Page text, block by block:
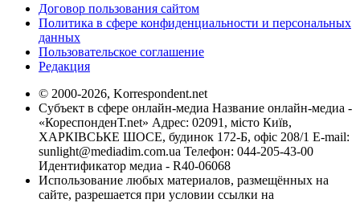
Договор пользования сайтом
Политика в сфере конфиденциальности и персональных
данных
Пользовательское соглашение
Редакция
© 2000-2026, Korrespondent.net
Субъект в сфере онлайн-медиа Название онлайн-медиа -
«КореспонденТ.net» Адрес: 02091, місто Київ,
ХАРКІВСЬКЕ ШОСЕ, будинок 172-Б, офіс 208/1 E-mail:
sunlight@mediadim.com.ua Телефон: 044-205-43-00
Идентификатор медиа - R40-06068
Использование любых материалов, размещённых на
сайте, разрешается при условии ссылки на